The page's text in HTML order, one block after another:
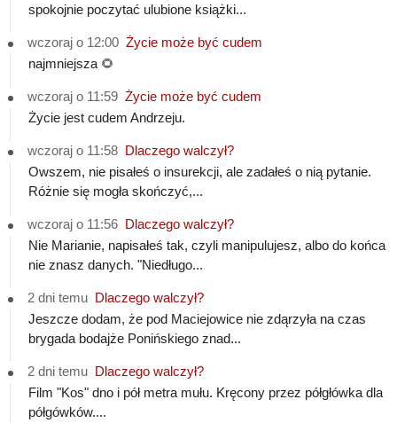
spokojnie poczytać ulubione książki...
wczoraj o 12:00 Życie może być cudem
najmniejsza 🌻
wczoraj o 11:59 Życie może być cudem
Życie jest cudem Andrzeju.
wczoraj o 11:58 Dlaczego walczył?
Owszem, nie pisałeś o insurekcji, ale zadałeś o nią pytanie.
Różnie się mogła skończyć,...
wczoraj o 11:56 Dlaczego walczył?
Nie Marianie, napisałeś tak, czyli manipulujesz, albo do końca
nie znasz danych. "Niedługo...
2 dni temu Dlaczego walczył?
Jeszcze dodam, że pod Maciejowice nie zdąrzyła na czas
brygada bodajże Ponińskiego znad...
2 dni temu Dlaczego walczył?
Film "Kos" dno i pół metra mułu. Kręcony przez półgłówka dla
półgówków....